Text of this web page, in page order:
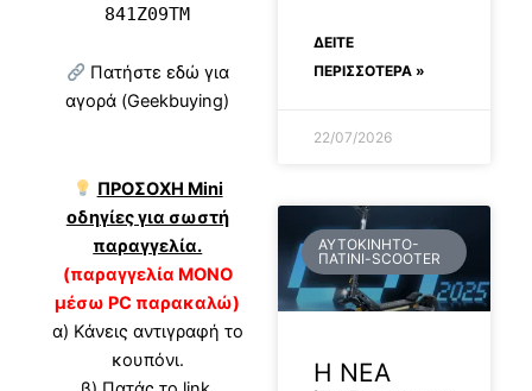
841Z09TM
Πατήστε εδώ για
αγορά (Geekbuying)
ΠΡΟΣΟΧΗ Mini
οδηγίες για σωστή
παραγγελία.
(παραγγελία ΜΟΝΟ
μέσω PC παρακαλώ)
α) Κάνεις αντιγραφή το
κουπόνι.
ΔΕΊΤΕ
ΠΕΡΙΣΣΟΤΕΡΑ »
22/07/2026
ΑΥΤΟΚΊΝΗΤΟ-
ΠΑΤΊΝΙ-SCOOTER
H ΝΕΑ